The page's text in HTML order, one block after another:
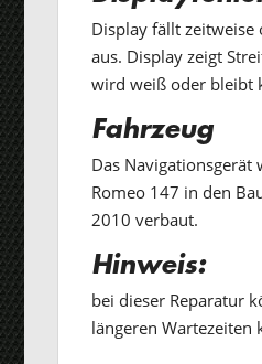
Display fällt
aus. Display zeigt
wird weiß oder bleibt
Fahrzeug
Das Navigationsgerät
Romeo 147 in den
2010 verbaut.
Hinweis:
bei dieser Reparatur
längeren Wartezeiten